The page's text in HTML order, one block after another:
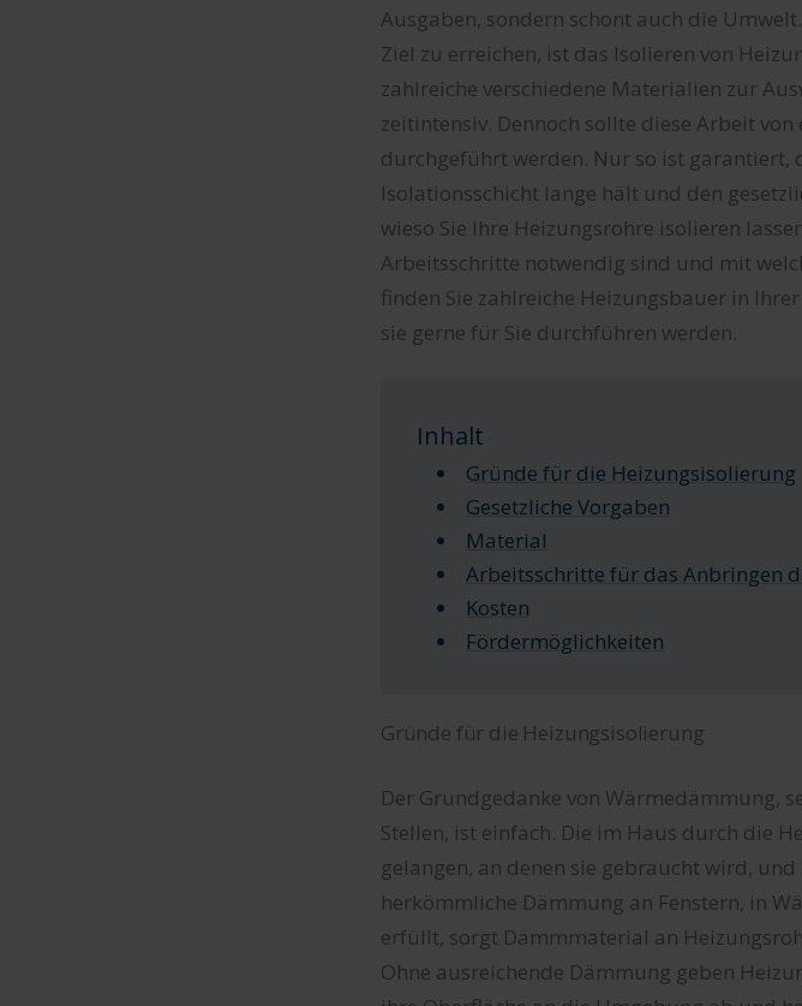
Ausgaben, sondern schont auch die
Ziel zu erreichen, ist das Isolieren von
zahlreiche verschiedene Materialien zur
zeitintensiv. Dennoch sollte diese Arbeit
durchgeführt werden. Nur so ist garantiert,
Isolationsschicht lange hält und den
wieso Sie Ihre Heizungsrohre isolieren
Arbeitsschritte notwendig sind und mit
finden Sie zahlreiche Heizungsbauer in
sie gerne für Sie durchführen werden.
Inhalt
Gründe für die Heizungsisolierung
Gesetzliche Vorgaben
Material
Arbeitsschritte für das Anbringen
Kosten
Fördermöglichkeiten
Gründe für die Heizungsisolierung
Der Grundgedanke von Wärmedämmung,
Stellen, ist einfach. Die im Haus durch die
gelangen, an denen sie gebraucht wird,
herkömmliche Dämmung an Fenstern, in
erfüllt, sorgt Dämmmaterial an
Ohne ausreichende Dämmung geben